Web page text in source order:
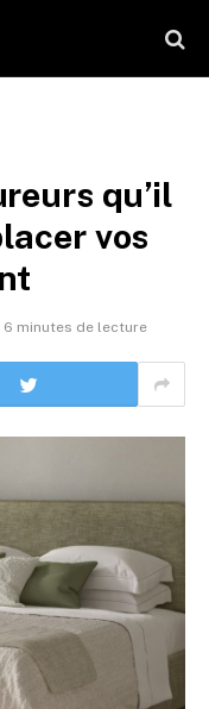
qu’il
vos
6 minutes de lecture